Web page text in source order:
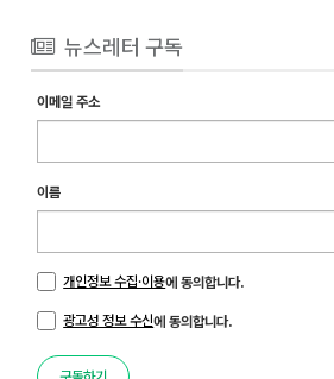
뉴스레터 구독
이메일 주소
이름
개인정보 수집·이용에 동의합니다.
광고성 정보 수신에 동의합니다.